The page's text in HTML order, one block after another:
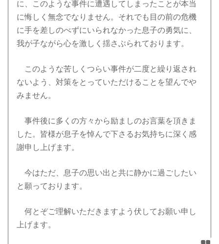
に、このような事件に遭遇してしまったことが本当
に悔しく無念でなりません。それでも目の前の危機
に手を差しのべずにいられなかった息子の勇気に、
我が子ながら心を激しく揺さぶられております。
このような苦しくつらい事件が二度と繰り返され
ないよう、対策をとっていただけることを望んでや
みません。
事件後に多くの方々から励ましのお言葉を頂きま
した。皆様が息子を悼んで下さるお気持ちに深く感
謝申し上げます。
今はただ、息子の思い出と共に静かに過ごしたい
と願っております。
何とぞご理解いただきますよう伏してお願い申し
上げます。